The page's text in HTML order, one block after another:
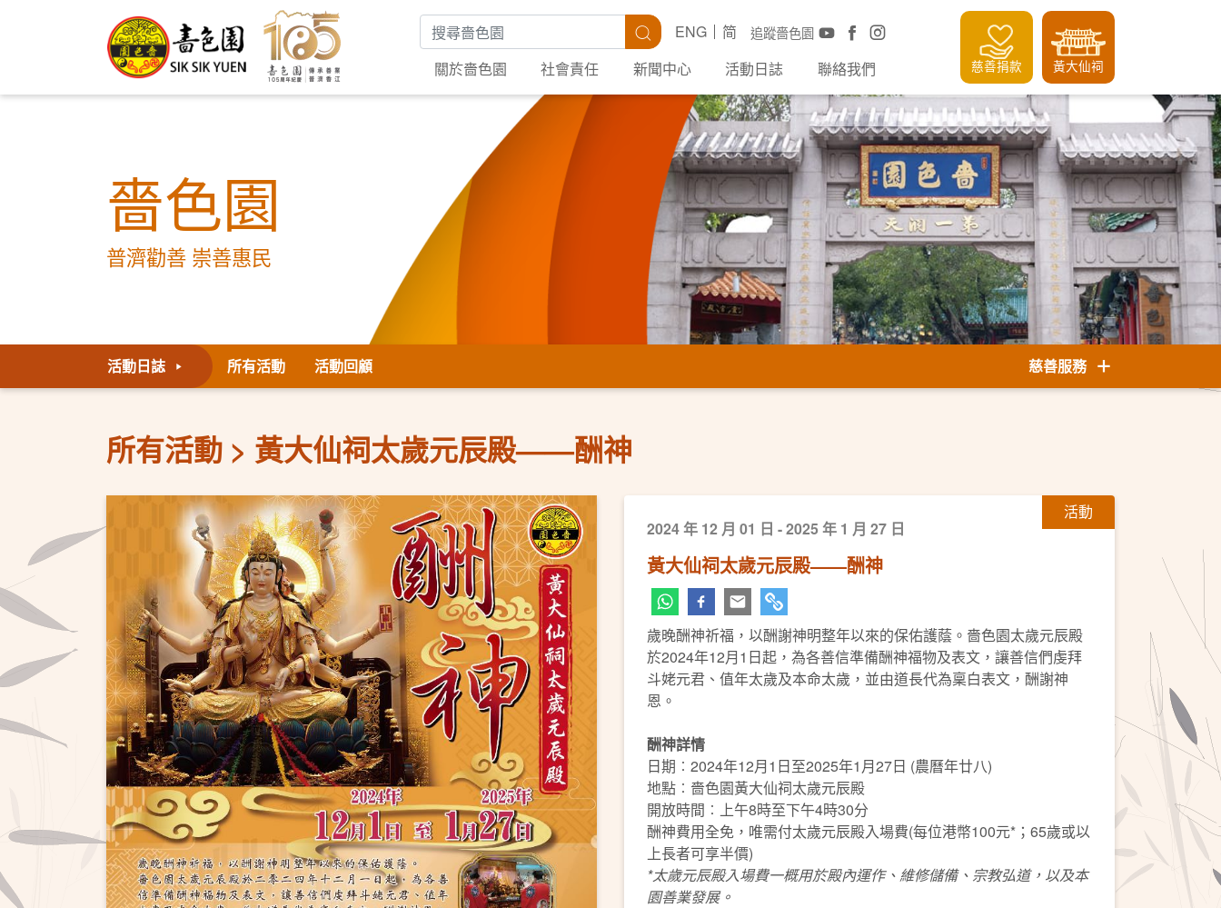
搜尋關鍵字 搜尋 追蹤嗇色園
ENG
简
關於嗇色園
社會責任 新聞中心 活動日誌 聯絡我們 慈善捐款 黃大仙祠
嗇色園
普濟勸善 崇善惠民
活動日誌 所有活動 活動回顧 慈善服務
所有活動 黃大仙祠太歲元辰殿——酬神
活動
2024 年 12 月 01 日 - 2025 年 1 月 27 日
黃大仙祠太歲元辰殿——酬神
歲晚酬神祈福，以酬謝神明整年以來的保佑護蔭。嗇色園太歲元辰殿
於2024年12月1日起，為各善信準備酬神福物及表文，讓善信們虔拜
斗姥元君、值年太歲及本命太歲，並由道長代為稟白表文，酬謝神
恩。
酬神詳情
日期︰2024年12月1日至2025年1月27日 (農曆年廿八)
地點︰嗇色園黃大仙祠太歲元辰殿
開放時間︰上午8時至下午4時30分
酬神費用全免，唯需付太歲元辰殿入場費(每位港幣100元*；65歲或以
上長者可享半價)
*太歲元辰殿入場費一概用於殿內運作、維修儲備、宗教弘道，以及本
園善業發展。